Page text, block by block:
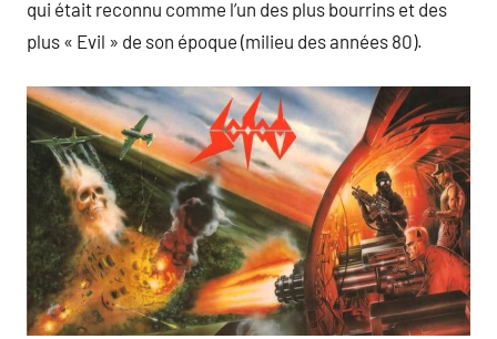
qui était reconnu comme l’un des plus bourrins et des
plus « Evil » de son époque (milieu des années 80).